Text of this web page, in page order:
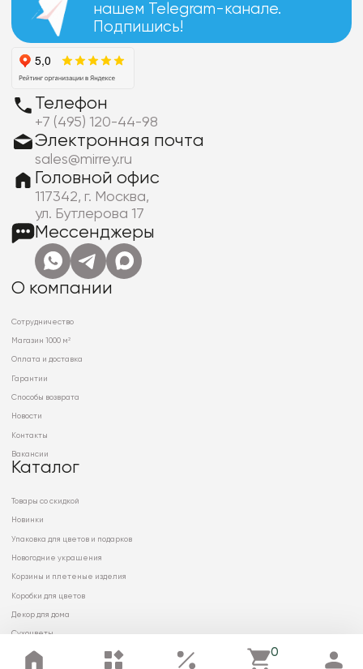
0
нашем Telegram-канале.
Подпишись!
Телефон
+7 (495) 120-44-98
Электронная почта
sales@mirrey.ru
Головной офис
117342, г. Москва,
ул. Бутлерова 17
Мессенджеры
О компании
Сотрудничество
Магазин 1000 м²
Оплата и доставка
Гарантии
Способы возврата
Новости
Контакты
Вакансии
Каталог
Товары со скидкой
Новинки
Упаковка для цветов и подарков
Новогодние украшения
Корзины и плетеные изделия
Коробки для цветов
Декор для дома
Сухоцветы